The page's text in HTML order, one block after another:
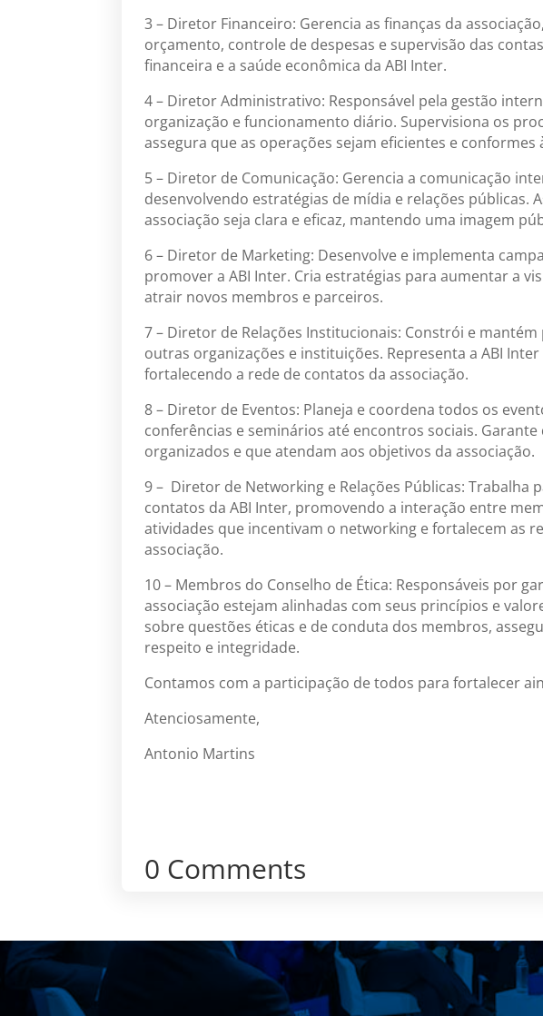
3 – Diretor Financeiro: Gerencia as finanças da
orçamento, controle de despesas e supervisão das
financeira e a saúde econômica da ABI Inter.
4 – Diretor Administrativo: Responsável pela gestão
organização e funcionamento diário. Supervisiona os
assegura que as operações sejam eficientes e conformes
5 – Diretor de Comunicação: Gerencia a comunicação
desenvolvendo estratégias de mídia e relações públicas.
associação seja clara e eficaz, mantendo uma imagem
6 – Diretor de Marketing: Desenvolve e implementa
promover a ABI Inter. Cria estratégias para aumentar a
atrair novos membros e parceiros.
7 – Diretor de Relações Institucionais: Constrói e
outras organizações e instituições. Representa a ABI
fortalecendo a rede de contatos da associação.
8 – Diretor de Eventos: Planeja e coordena todos os
conferências e seminários até encontros sociais.
organizados e que atendam aos objetivos da associação.
9 – Diretor de Networking e Relações Públicas: Trabalha
contatos da ABI Inter, promovendo a interação entre
atividades que incentivam o networking e fortalecem as
associação.
10 – Membros do Conselho de Ética: Responsáveis por
associação estejam alinhadas com seus princípios e
sobre questões éticas e de conduta dos membros,
respeito e integridade.
Contamos com a participação de todos para fortalecer
Atenciosamente,
Antonio Martins
0 Comments